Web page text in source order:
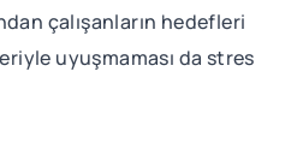
çalışanların hedefleri
uyuşmaması da stres